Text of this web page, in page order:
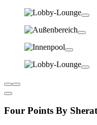
Four Points By